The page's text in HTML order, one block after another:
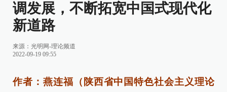
调发展，不断拓宽中国式现代化
新道路
来源： 光明网-理论频道
2022-09-19 09:55
作者：燕连福（陕西省中国特色社会主义理论